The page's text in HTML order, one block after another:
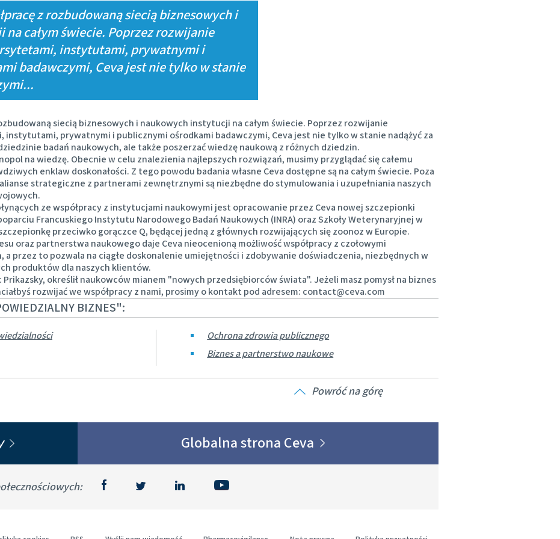
Bulgaria
Canada (EN)
China
Colombia
Denmark
Egypt
Japan
Malaysia
Middle East
Netherlands
Peru
Philippines
Ukraine
United Kingdom
Vietnam
You are leaving the country website to access another site in the group.
Regulatory constraints and medical practices vary from country to country. Consequently, the
information provided on the site in which you enter may not be suitable for use in your country.
z rozbudowaną siecią biznesowych i
całym świecie. Poprzez rozwijanie
instytutami, prywatnymi i
badawczymi, Ceva jest nie tylko w stanie
siecią biznesowych i naukowych instytucji na całym świecie. Poprzez rozwijanie
prywatnymi i publicznymi ośrodkami badawczymi, Ceva jest nie tylko w stanie nadążyć za
badań naukowych, ale także poszerzać wiedzę naukową z różnych dziedzin.
na wiedzę. Obecnie w celu znalezienia najlepszych rozwiązań, musimy przyglądać się całemu
enklaw doskonałości. Z tego powodu badania własne Ceva dostępne są na całym świecie. Poza
strategiczne z partnerami zewnętrznymi są niezbędne do stymulowania i uzupełniania naszych
ze współpracy z instytucjami naukowymi jest opracowanie przez Ceva nowej szczepionki
Francuskiego Instytutu Narodowego Badań Naukowych (INRA) oraz Szkoły Weterynaryjnej w
przeciwko gorączce Q, będącej jedną z głównych rozwijających się zoonoz w Europie.
oraz partnerstwa naukowego daje Ceva nieocenioną możliwość współpracy z czołowymi
przez to pozwala na ciągłe doskonalenie umiejętności i zdobywanie doświadczenia, niezbędnych w
produktów dla naszych klientów.
Prikazsky, określił naukowców mianem "nowych przedsiębiorców świata". Jeżeli masz pomysł na biznes
rozwijać we współpracy z nami, prosimy o kontakt pod adresem: contact@ceva.com
BIZNES":
Ochrona zdrowia publicznego
Biznes a partnerstwo naukowe
Powróć na górę
Globalna strona Ceva